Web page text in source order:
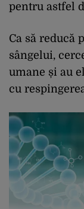
pentru astfel
Ca să reducă
sângelui,
umane și au
cu